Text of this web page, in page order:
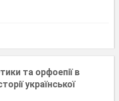
та орфоепії в
української